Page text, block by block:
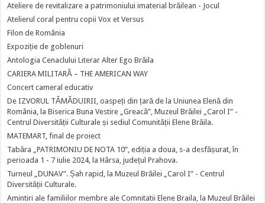
Ateliere de revitalizare a patrimoniului imaterial brăilean - Jocul
Atelierul coral pentru copii Vox et Versus
Filon de România
Expoziție de goblenuri
Antologia Cenaclului Literar Alter Ego Brăila
CARIERA MILITARĂ – THE AMERICAN WAY
Concert cameral educativ
De IZVORUL TĂMĂDUIRII, oaspeți din țară de la Uniunea Elenă din
România, la Biserica Buna Vestire „Greacă”, Muzeul Brăilei „Carol I” -
Centrul Diversității Culturale și sediul Comunității Elene Brăila.
MATEMART, final de proiect
Tabăra „PATRIMONIU DE NOTA 10”, ediția a doua, s-a desfășurat, în
perioada 1 - 7 iulie 2024, la Hârsa, județul Prahova.
Turneul „DUNAV”. Șah rapid, la Muzeul Brăilei „Carol I” - Centrul
Diversității Culturale.
Amintiri ale familiilor membre ale Comnitatii Elene Braila, la Muzeul Brăilei